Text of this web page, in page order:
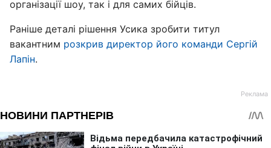
організації шоу, так і для самих бійців.
Раніше деталі рішення Усика зробити титул
вакантним розкрив директор його команди Сергій
Лапін.